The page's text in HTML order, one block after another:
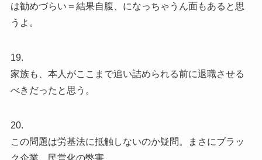
は勧めづらい＝結果自腹、になっちゃうん面もあると思
うよ。
19.
家族も、本人がここまで追い詰められる前に退職させる
べきだったと思う。
20.
この問題は労基法に抵触しないのか疑問。まさにブラッ
ク企業。民営化の弊害。